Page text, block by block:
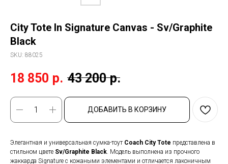
City Tote In Signature Canvas - Sv/Graphite
Black
SKU: 88025
18 850 р. 43 200 р.
ДОБАВИТЬ В КОРЗИНУ
Элегантная и универсальная сумка-тоут Coach City Tote представлена в
стильном цвете Sv/Graphite Black. Модель выполнена из прочного
жаккарда Signature с кожаными элементами и отличается лаконичным